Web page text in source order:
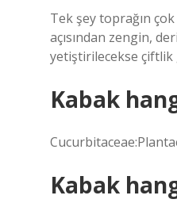
Tek şey toprağın
açısından zengin,
yetiştirilecekse çiftlik
Kabak
Kabak